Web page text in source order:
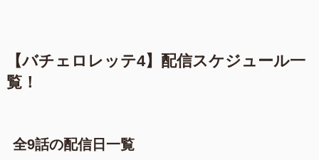
【バチェロレッテ4】配信スケジュール一
覧！
全9話の配信日一覧